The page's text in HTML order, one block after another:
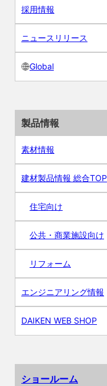
採用情報
ニュースリリース
Global
製品情報
素材情報
建材製品情報 総合TOP
住宅向け
公共・商業施設向け
リフォーム
エンジニアリング情報
DAIKEN WEB SHOP
ショールーム